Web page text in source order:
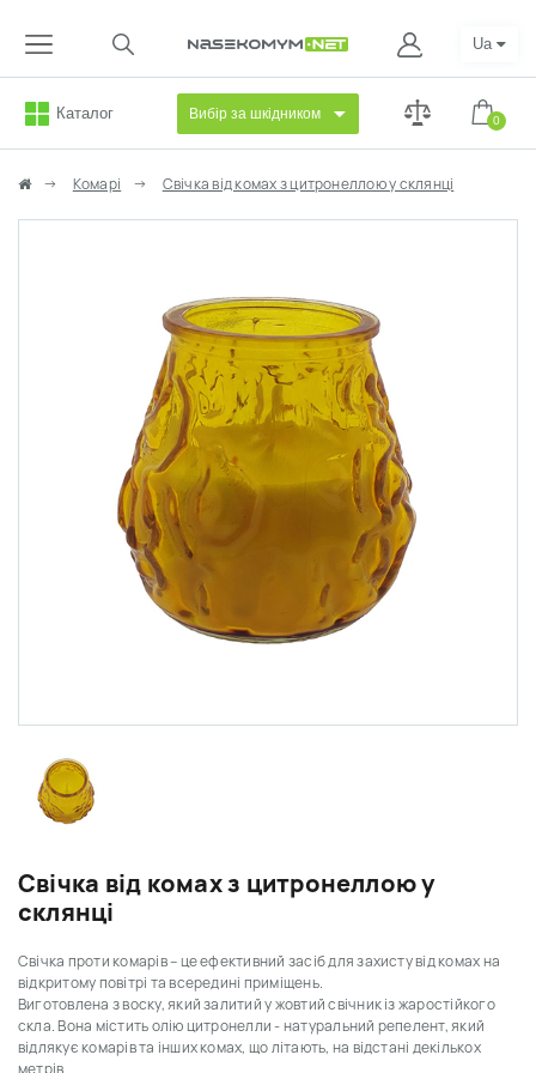
Каталог Вибір за шкідником 0
Ua
Комарі Свічка від комах з цитронеллою у склянці
Свічка від комах з цитронеллою у
склянці
Свічка проти комарів – це ефективний засіб для захисту від комах на
відкритому повітрі та всередині приміщень.
Виготовлена з воску, який залитий у жовтий свічник із жаростійкого
скла. Вона містить олію цитронелли - натуральний репелент, який
відлякує комарів та інших комах, що літають, на відстані декількох